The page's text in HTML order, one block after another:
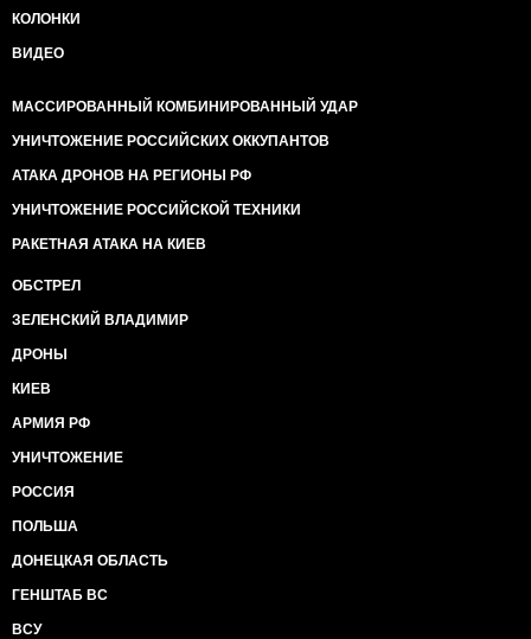
КОЛОНКИ
ВИДЕО
МАССИРОВАННЫЙ КОМБИНИРОВАННЫЙ УДАР
УНИЧТОЖЕНИЕ РОССИЙСКИХ ОККУПАНТОВ
АТАКА ДРОНОВ НА РЕГИОНЫ РФ
УНИЧТОЖЕНИЕ РОССИЙСКОЙ ТЕХНИКИ
РАКЕТНАЯ АТАКА НА КИЕВ
ОБСТРЕЛ
ЗЕЛЕНСКИЙ ВЛАДИМИР
ДРОНЫ
КИЕВ
АРМИЯ РФ
УНИЧТОЖЕНИЕ
РОССИЯ
ПОЛЬША
ДОНЕЦКАЯ ОБЛАСТЬ
ГЕНШТАБ ВС
ВСУ